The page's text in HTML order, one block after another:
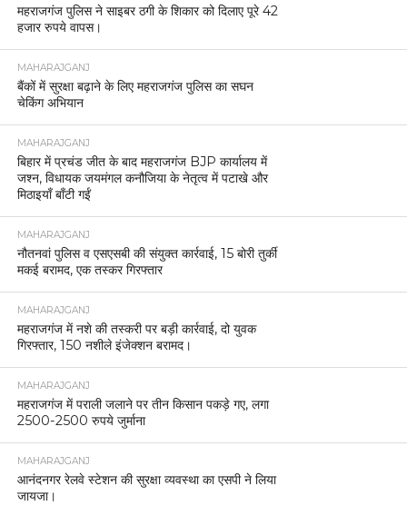
महराजगंज पुलिस ने साइबर ठगी के शिकार को दिलाए पूरे 42
हजार रुपये वापस।
MAHARAJGANJ
बैंकों में सुरक्षा बढ़ाने के लिए महराजगंज पुलिस का सघन
चेकिंग अभियान
MAHARAJGANJ
बिहार में प्रचंड जीत के बाद महराजगंज BJP कार्यालय में
जश्न, विधायक जयमंगल कनौजिया के नेतृत्व में पटाखे और
मिठाइयाँ बाँटी गईं
MAHARAJGANJ
नौतनवां पुलिस व एसएसबी की संयुक्त कार्रवाई, 15 बोरी तुर्की
मकई बरामद, एक तस्कर गिरफ्तार
MAHARAJGANJ
महराजगंज में नशे की तस्करी पर बड़ी कार्रवाई, दो युवक
गिरफ्तार, 150 नशीले इंजेक्शन बरामद।
MAHARAJGANJ
महराजगंज में पराली जलाने पर तीन किसान पकड़े गए, लगा
2500-2500 रुपये जुर्माना
MAHARAJGANJ
आनंदनगर रेलवे स्टेशन की सुरक्षा व्यवस्था का एसपी ने लिया
जायजा।